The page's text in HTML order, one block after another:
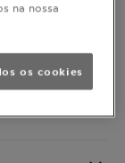
na nossa
os cookies